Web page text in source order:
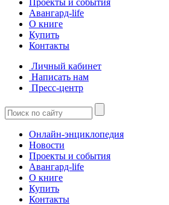
Проекты и события
Авангард-life
О книге
Купить
Контакты
Личный кабинет
Написать нам
Пресс-центр
Онлайн-энциклопедия
Новости
Проекты и события
Авангард-life
О книге
Купить
Контакты